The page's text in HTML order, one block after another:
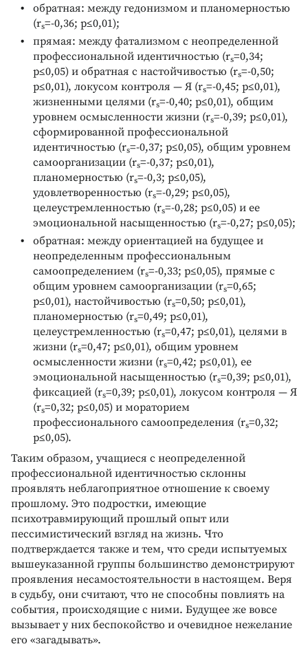
обратная: между гедонизмом и планомерностью
(rs=-0,36; p≤0,01);
прямая: между фатализмом с неопределенной
профессиональной идентичностью (rs=0,34;
p≤0,05) и обратная с настойчивостью (rs=-0,50;
p≤0,01), локусом контроля — Я (rs=-0,45; p≤0,01),
жизненными целями (rs=-0,40; p≤0,01), общим
уровнем осмысленности жизни (rs=-0,39; p≤0,01),
сформированной профессиональной
идентичностью (rs=-0,37; p≤0,05), общим уровнем
самоорганизации (rs=-0,37; p≤0,01),
планомерностью (rs=-0,3; p≤0,05),
удовлетворенностью (rs=-0,29; p≤0,05),
целеустремленностью (rs=-0,28; p≤0,05) и ее
эмоциональной насыщенностью (rs=-0,27; p≤0,05);
обратная: между ориентацией на будущее и
неопределенным профессиональным
самоопределением (rs=-0,33; p≤0,05), прямые с
общим уровнем самоорганизации (rs=0,65;
p≤0,01), настойчивостью (rs=0,50; p≤0,01),
планомерностью (rs=0,49; p≤0,01),
целеустремленностью (rs=0,47; p≤0,01), целями в
жизни (rs=0,47; p≤0,01), общим уровнем
осмысленности жизни (rs=0,42; p≤0,01), ее
эмоциональной насыщенностью (rs=0,39; p≤0,01),
фиксацией (rs=0,39; p≤0,01), локусом контроля — Я
(rs=0,32; p≤0,05) и мораторием
профессионального самоопределения (rs=0,32;
p≤0,05).
Таким образом, учащиеся с неопределенной
профессиональной идентичностью склонны
проявлять неблагоприятное отношение к своему
прошлому. Это подростки, имеющие
психотравмирующий прошлый опыт или
пессимистический взгляд на жизнь. Что
подтверждается также и тем, что среди испытуемых
вышеуказанной группы большинство демонстрируют
проявления несамостоятельности в настоящем. Веря
в судьбу, они считают, что не способны повлиять на
события, происходящие с ними. Будущее же вовсе
вызывает у них беспокойство и очевидное нежелание
его «загадывать».